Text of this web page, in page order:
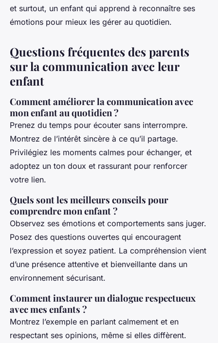
et surtout, un enfant qui apprend à reconnaître ses
émotions pour mieux les gérer au quotidien.
Questions fréquentes des parents
sur la communication avec leur
enfant
Comment améliorer la communication avec
mon enfant au quotidien ?
Prenez du temps pour écouter sans interrompre.
Montrez de l’intérêt sincère à ce qu’il partage.
Privilégiez les moments calmes pour échanger, et
adoptez un ton doux et rassurant pour renforcer
votre lien.
Quels sont les meilleurs conseils pour
comprendre mon enfant ?
Observez ses émotions et comportements sans juger.
Posez des questions ouvertes qui encouragent
l’expression et soyez patient. La compréhension vient
d’une présence attentive et bienveillante dans un
environnement sécurisant.
Comment instaurer un dialogue respectueux
avec mes enfants ?
Montrez l’exemple en parlant calmement et en
respectant ses opinions, même si elles diffèrent.